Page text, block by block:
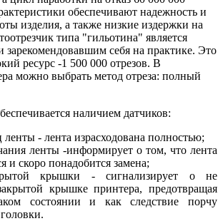
обеспечивают надежность и
изделия, а также низкие издержки на
типа "гильотина" является
себя на практике. Это
ресурс -1 500 000 отрезов. В
можно выбрать метод отреза: полный
наличием датчиков:
ленты - лента израсходована полностью;
ленты -информирует о том, что лента
и скоро понадобится замена;
крышки - сигнализирует о не
крышке принтера, предотвращая
состоянии и как следствие порчу